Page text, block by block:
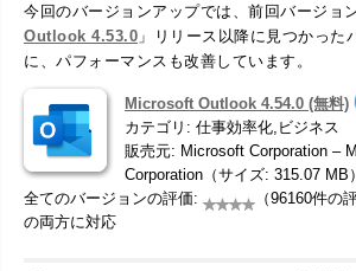
今回のバージョンアップでは、前回バージョ
Outlook 4.53.0 」リリース以降に見つかった
に、パフォーマンスも改善しています。
Microsoft Outlook 4.54.0 (無料)
カテゴリ: 仕事効率化,ビジネス
販売元: Microsoft Corporation –
Corporation（サイズ: 315.07 MB）
全てのバージョンの評価:
（96160件の
の両方に対応